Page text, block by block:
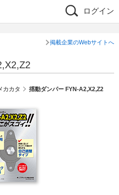
ログイン
掲載企業のWebサイトへ
カカタ 揺動ダンパー FYN-A2,X2,Z2